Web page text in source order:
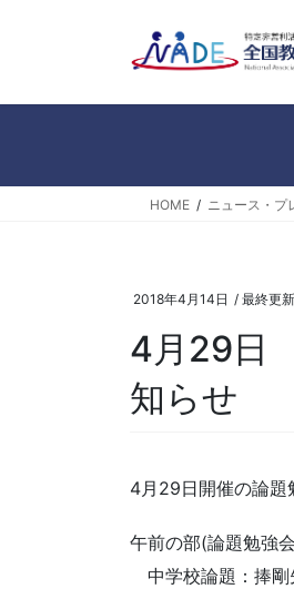
HOME ニュース・プ
2018年4月14日 / 最終更
4月29日
知らせ
4月29日開催の論題
午前の部(論題勉強
中学校論題：捧剛